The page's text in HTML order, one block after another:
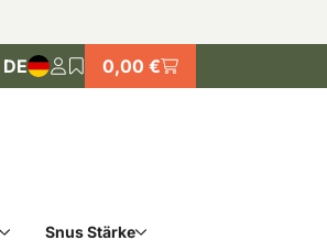
DE 0,00 €
Snus Stärke